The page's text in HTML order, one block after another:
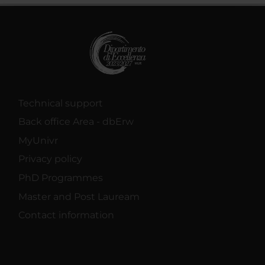
raccolto dal tuo utilizzo dei loro servizi.
Technical support
Back office Area - dbErw
MyUnivr
Privacy policy
PhD Programmes
Master and Post Lauream
Contact information